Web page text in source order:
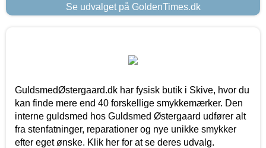
Se udvalget på GoldenTimes.dk
GuldsmedØstergaard.dk har fysisk butik i Skive, hvor du
kan finde mere end 40 forskellige smykkemærker. Den
interne guldsmed hos Guldsmed Østergaard udfører alt
fra stenfatninger, reparationer og nye unikke smykker
efter eget ønske. Klik her for at se deres udvalg.